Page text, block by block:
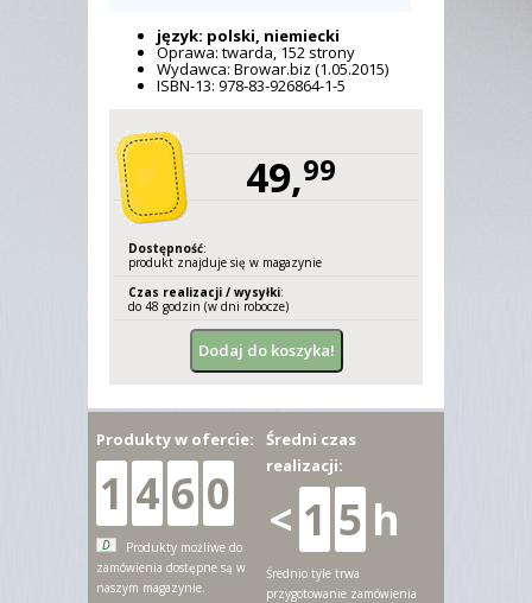
język: polski, niemiecki
Oprawa: twarda, 152 strony
Wydawca: Browar.biz (1.05.2015)
ISBN-13: 978-83-926864-1-5
49,99
Dostępność:
produkt znajduje się w magazynie
Czas realizacji / wysyłki:
do 48 godzin (w dni robocze)
Produkty w ofercie:
1 4 6 0
D
Produkty możliwe do
zamówienia dostępne są w
naszym magazynie.
Średni czas
realizacji:
< 1 5 h
Średnio tyle trwa
przygotowanie zamówienia